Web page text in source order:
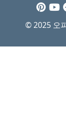
© 2025 오